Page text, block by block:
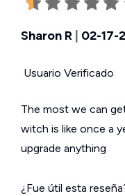
Sharon R 02-17-
Usuario Verificado
The most we can
witch is like once a
upgrade anything
¿Fue útil esta